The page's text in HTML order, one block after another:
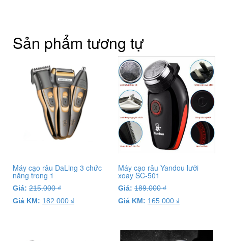
Sản phẩm tương tự
Máy cạo râu DaLing 3 chức
năng trong 1
Giá: 215.000₫
Giá KM: 182.000 ₫
Máy cạo râu Yandou lưỡi
xoay SC-501
Giá: 189.000₫
Giá KM: 165.000 ₫